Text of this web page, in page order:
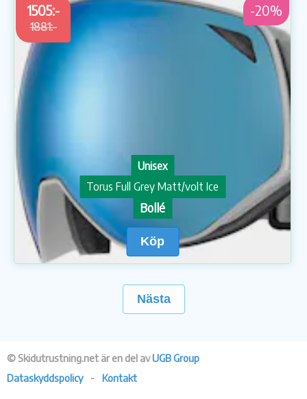
1505:-
1881:-
-20%
Unisex
Torus Full Grey Matt/volt Ice
Bollé
Köp
Nästa
© Skidutrustning.net är en del avUGB Group
Dataskyddspolicy
- Kontakt